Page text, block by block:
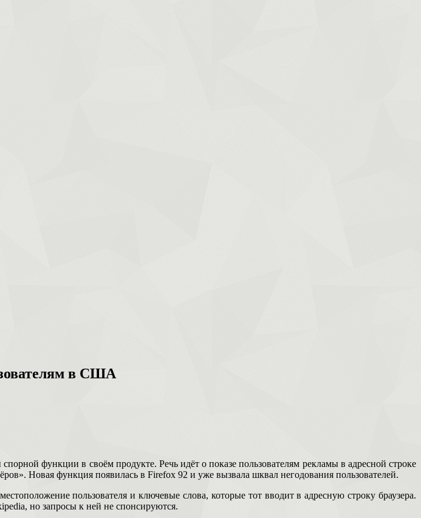
в США
функции в своём продукте. Речь идёт о показе пользователям рекламы в адресной строке
Новая функция появилась в Firefox 92 и уже вызвала шквал негодования пользователей.
пользователя и ключевые слова, которые тот вводит в адресную строку браузера.
но запросы к ней не спонсируются.